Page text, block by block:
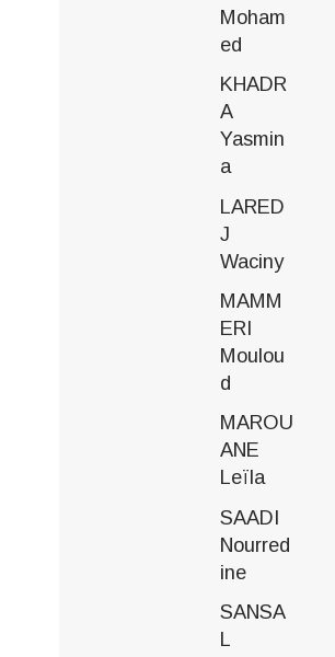
Moham
ed
KHADR
A
Yasmin
a
LARED
J
Waciny
MAMM
ERI
Moulou
d
MAROU
ANE
Leïla
SAADI
Nourred
ine
SANSA
L